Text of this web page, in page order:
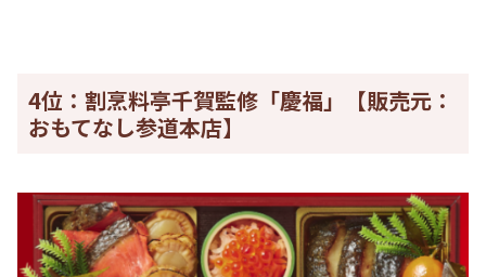
4位：割烹料亭千賀監修「慶福」【販売元：
おもてなし参道本店】